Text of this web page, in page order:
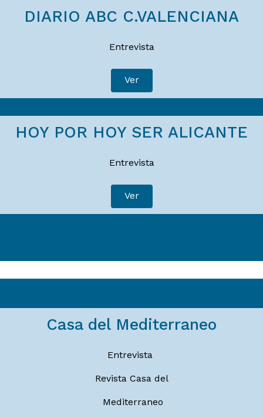
DIARIO ABC C.VALENCIANA
Entrevista
Ver
HOY POR HOY SER ALICANTE
Entrevista
Ver
Casa del Mediterraneo
Entrevista
Revista Casa del
Mediterraneo